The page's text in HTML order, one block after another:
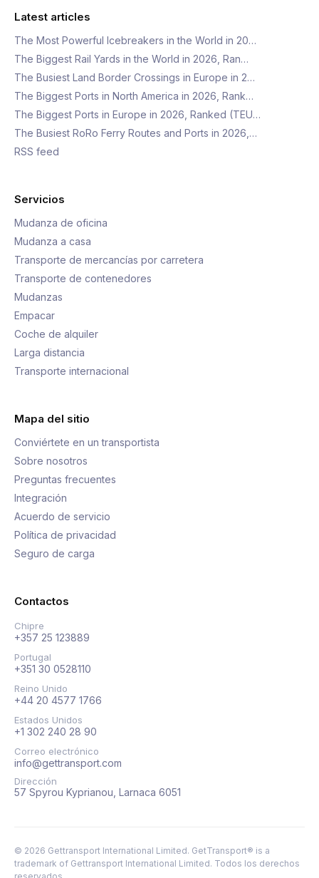
Latest articles
The Most Powerful Icebreakers in the World in 20…
The Biggest Rail Yards in the World in 2026, Ran…
The Busiest Land Border Crossings in Europe in 2…
The Biggest Ports in North America in 2026, Rank…
The Biggest Ports in Europe in 2026, Ranked (TEU…
The Busiest RoRo Ferry Routes and Ports in 2026,…
RSS feed
Servicios
Mudanza de oficina
Mudanza a casa
Transporte de mercancías por carretera
Transporte de contenedores
Mudanzas
Empacar
Coche de alquiler
Larga distancia
Transporte internacional
Mapa del sitio
Conviértete en un transportista
Sobre nosotros
Preguntas frecuentes
Integración
Acuerdo de servicio
Política de privacidad
Seguro de carga
Contactos
Chipre
+357 25 123889
Portugal
+351 30 0528110
Reino Unido
+44 20 4577 1766
Estados Unidos
+1 302 240 28 90
Correo electrónico
info@gettransport.com
Dirección
57 Spyrou Kyprianou, Larnaca 6051
© 2026 Gettransport International Limited. GetTransport® is a
trademark of Gettransport International Limited. Todos los derechos